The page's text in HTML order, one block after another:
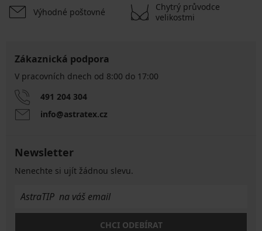
Výhodné poštovné
Chytrý průvodce
velikostmi
Zákaznická podpora
V pracovních dnech od 8:00 do 17:00
491 204 304
info@astratex.cz
Newsletter
Nenechte si ujít žádnou slevu.
CHCI ODEBÍRAT